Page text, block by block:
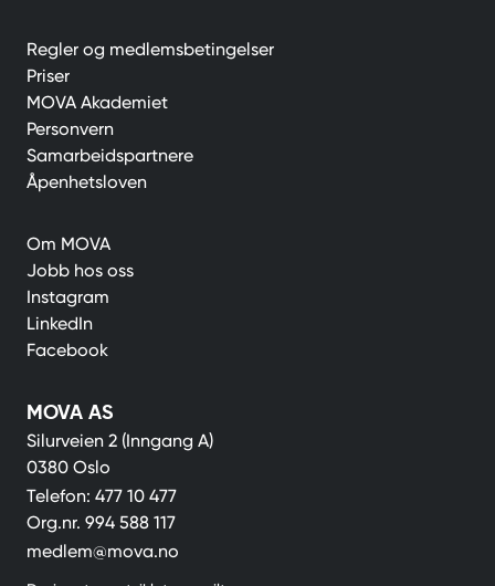
Regler og medlemsbetingelser
Priser
MOVA Akademiet
Personvern
Samarbeidspartnere
Åpenhetsloven
Om MOVA
Jobb hos oss
Instagram
LinkedIn
Facebook
MOVA AS
Silurveien 2 (Inngang A)
0380 Oslo
Telefon: 477 10 477
Org.nr. 994 588 117
medlem@mova.no